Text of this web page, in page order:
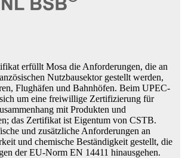
erfüllt Mosa die Anforderungen, die an
Nutzbausektor gestellt werden,
Flughäfen und Bahnhöfen. Beim UPEC-
um eine freiwillige Zertifizierung für
mit Produkten und
das Zertifikat ist Eigentum von CSTB.
und zusätzliche Anforderungen an
und chemische Beständigkeit gestellt, die
der EU-Norm EN 14411 hinausgehen.